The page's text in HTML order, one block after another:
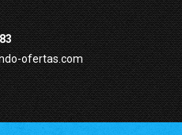
ofertas.com